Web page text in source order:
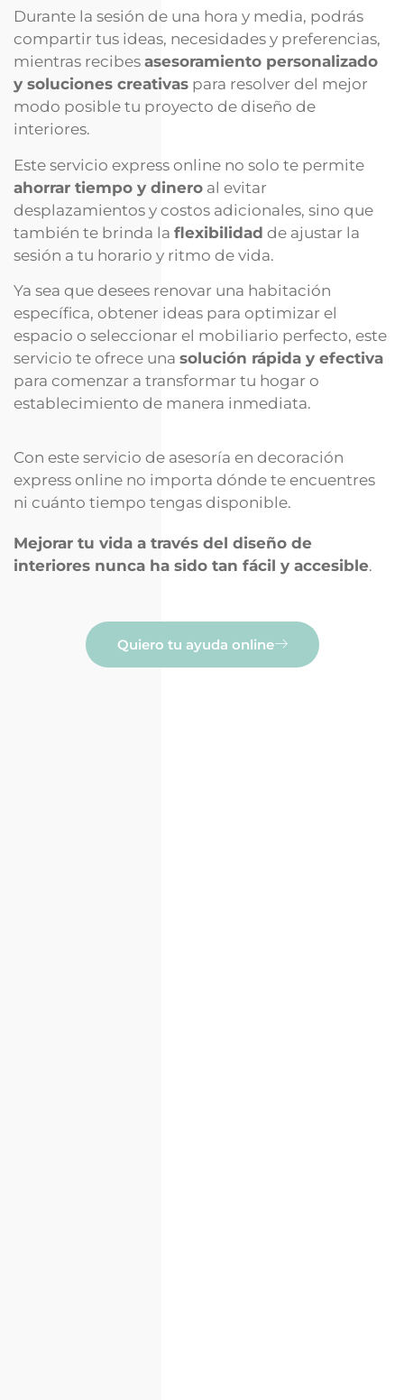
Durante la sesión de una hora y media, podrás
compartir tus ideas, necesidades y preferencias,
mientras recibes asesoramiento personalizado
y soluciones creativas para resolver del mejor
modo posible tu proyecto de diseño de
interiores.
Este servicio express online no solo te permite
ahorrar tiempo y dinero al evitar
desplazamientos y costos adicionales, sino que
también te brinda la flexibilidad de ajustar la
sesión a tu horario y ritmo de vida.
Ya sea que desees renovar una habitación
específica, obtener ideas para optimizar el
espacio o seleccionar el mobiliario perfecto, este
servicio te ofrece una solución rápida y efectiva
para comenzar a transformar tu hogar o
establecimiento de manera inmediata.
Con este servicio de asesoría en decoración
express online no importa dónde te encuentres
ni cuánto tiempo tengas disponible.
Mejorar tu vida a través del diseño de
interiores nunca ha sido tan fácil y accesible.
Quiero tu ayuda online